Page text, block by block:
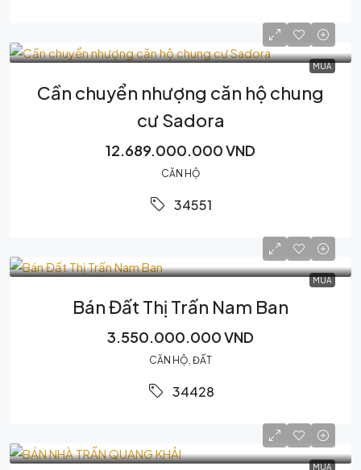
MUA
Cần chuyển nhượng căn hộ chung
cư Sadora
12.689.000.000 VND
CĂN HỘ
34551
MUA
Bán Đất Thị Trấn Nam Ban
3.550.000.000 VND
CĂN HỘ, ĐẤT
34428
MUA